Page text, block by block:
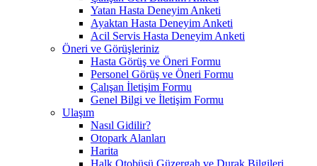
Yatan Hasta Deneyim Anketi
Ayaktan Hasta Deneyim Anketi
Acil Servis Hasta Deneyim Anketi
Öneri ve Görüşleriniz
Hasta Görüş ve Öneri Formu
Personel Görüş ve Öneri Formu
Çalışan İletişim Formu
Genel Bilgi ve İletişim Formu
Ulaşım
Nasıl Gidilir?
Otopark Alanları
Harita
Halk Otobüsü Güzergah ve Durak Bilgileri